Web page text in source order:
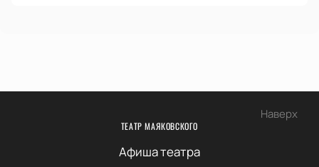
Наверх
ТЕАТР МАЯКОВСКОГО
Афиша театра